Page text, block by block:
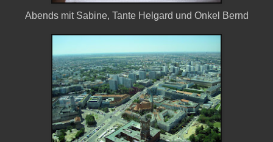
Abends mit Sabine, Tante Helgard und Onkel Bernd